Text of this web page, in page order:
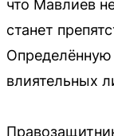
что Мавлиев
станет
влиятельных